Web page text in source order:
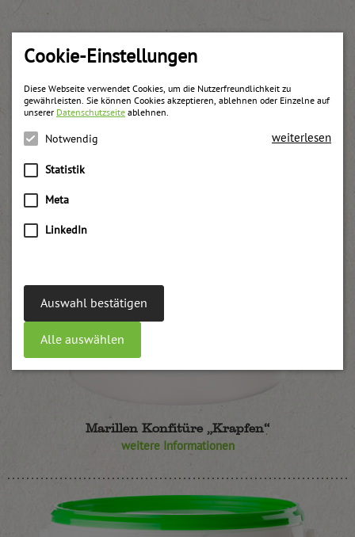
Cookie-Einstellungen
Diese Webseite verwendet Cookies, um die Nutzerfreundlichkeit zu
gewährleisten. Sie können Cookies akzeptieren, ablehnen oder Einzelne auf
unserer Datenschutzseite ablehnen.
Notwendig
Statistik
Meta
LinkedIn
weiterlesen
Auswahl bestätigen
Alle auswählen
Marillen Konfitüre „Krapfen“
weitere Informationen